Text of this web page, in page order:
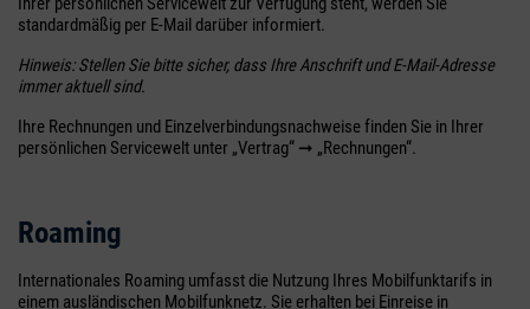
standardmäßig per E-Mail darüber informiert.
Hinweis: Stellen Sie bitte sicher, dass Ihre Anschrift und E-Mail-Adresse
immer aktuell sind.
Ihre Rechnungen und Einzelverbindungsnachweise finden Sie in Ihrer
persönlichen Servicewelt unter „Vertrag“ ➞ „Rechnungen“.
Roaming
Internationales Roaming umfasst die Nutzung Ihres Mobilfunktarifs in
einem ausländischen Mobilfunknetz. Sie erhalten bei Einreise in